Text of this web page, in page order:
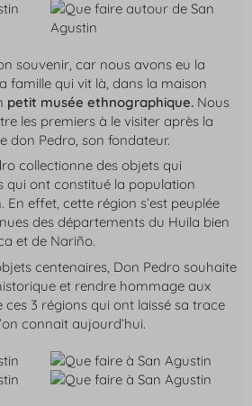
souvenir, car nous avons eu la
famille qui vit là, dans la maison
petit musée ethnographique. Nous
les premiers à le visiter après la
don Pedro, son fondateur.
collectionne des objets qui
qui ont constitué la population
En effet, cette région s’est peuplée
des départements du Huila bien
et de Nariño.
centenaires, Don Pedro souhaite
et rendre hommage aux
3 régions qui ont laissé sa trace
connait aujourd’hui.